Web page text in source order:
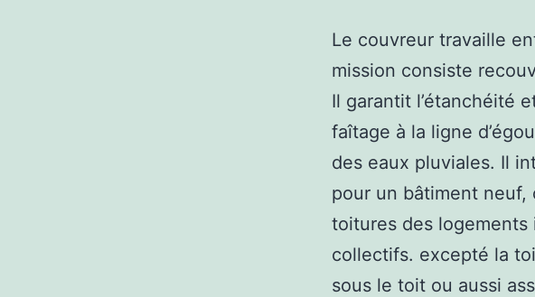
Le couvreur travaille
mission consiste
Il garantit l’étanchéité
faîtage à la ligne
des eaux pluviales. Il
pour un bâtiment neuf,
toitures des logements
collectifs. excepté la
sous le toit ou aussi